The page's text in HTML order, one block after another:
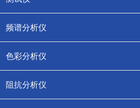
频谱分析仪
色彩分析仪
阻抗分析仪